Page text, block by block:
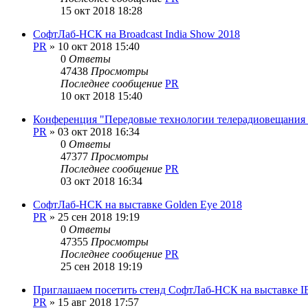
15 окт 2018 18:28
СофтЛаб-НСК на Broadcast India Show 2018
PR » 10 окт 2018 15:40
0 Ответы
47438 Просмотры
Последнее сообщение PR
10 окт 2018 15:40
Конференция "Передовые технологии телерадиовещания
PR » 03 окт 2018 16:34
0 Ответы
47377 Просмотры
Последнее сообщение PR
03 окт 2018 16:34
СофтЛаб-НСК на выставке Golden Eye 2018
PR » 25 сен 2018 19:19
0 Ответы
47355 Просмотры
Последнее сообщение PR
25 сен 2018 19:19
Приглашаем посетить стенд СофтЛаб-НСК на выставке
PR » 15 авг 2018 17:57